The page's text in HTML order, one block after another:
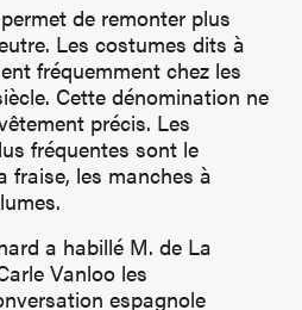
de remonter plus
Les costumes dits à
fréquemment chez les
Cette dénomination ne
précis. Les
fréquentes sont le
fraise, les manches à
a habillé M. de La
Vanloo les
espagnole